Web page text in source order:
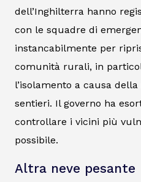
dell’Inghilterra hanno
con le squadre di
instancabilmente per
comunità rurali, in
l’isolamento a causa
sentieri. Il governo ha
controllare i vicini più
possibile.
Altra neve pesante